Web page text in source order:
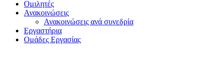
Ομιλητές
Ανακοινώσεις
Ανακοινώσεις ανά συνεδρία
Εργαστήρια
Ομάδες Εργασίας